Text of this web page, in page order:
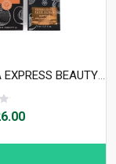
APIVITA EXPRESS BEAUTY Gommage Visage Exfoliation Douce à l'Abricot 2X8 ML X6